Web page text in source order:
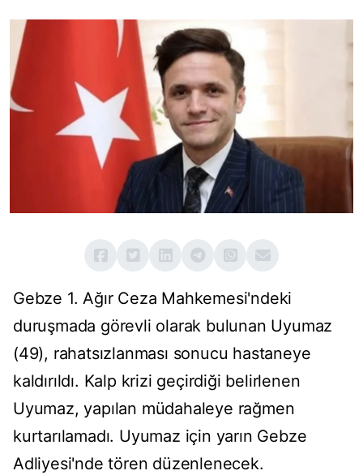
Gebze 1. Ağır Ceza Mahkemesi'ndeki
duruşmada görevli olarak bulunan Uyumaz
(49), rahatsızlanması sonucu hastaneye
kaldırıldı. Kalp krizi geçirdiği belirlenen
Uyumaz, yapılan müdahaleye rağmen
kurtarılamadı. Uyumaz için yarın Gebze
Adliyesi'nde tören düzenlenecek.